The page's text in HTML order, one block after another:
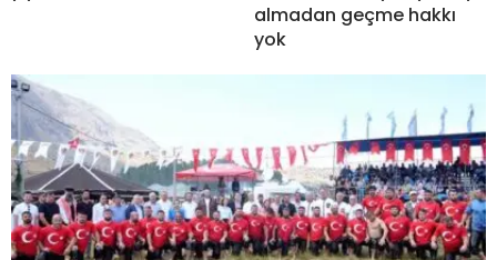
almadan geçme hakkı
yok